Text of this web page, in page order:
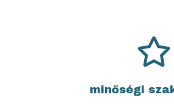
minőségi